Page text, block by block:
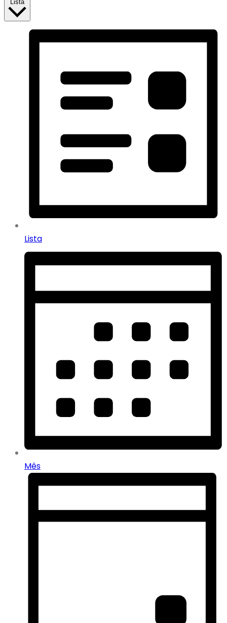
Lista
Lista
Mês